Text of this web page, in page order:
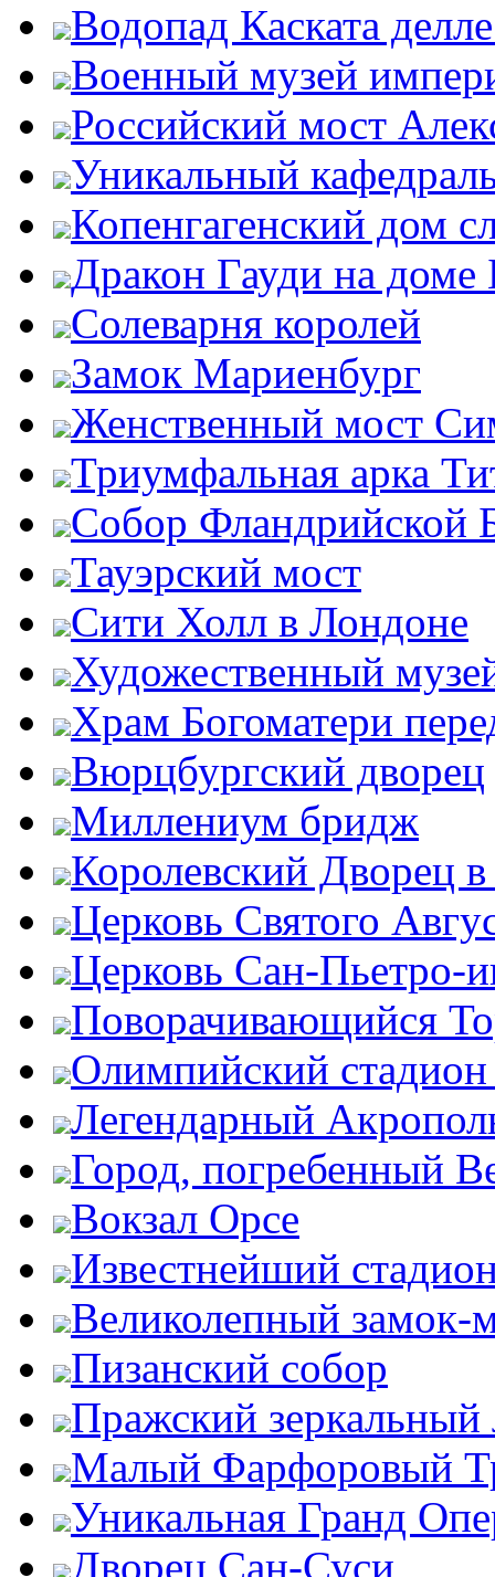
Водопад Каската
Военный музей
Российский мост
Уникальный
Копенгагенский дом
Дракон Гауди на доме
Солеварня королей
Замок Мариенбург
Женственный мост
Триумфальная арка
Собор Фландрийской
Тауэрский мост
Сити Холл в Лондоне
Художественный
Храм Богоматери
Вюрцбургский дворец
Миллениум бридж
Королевский Дворец
Церковь Святого
Церковь Сан-Пьетро-
Поворачивающийся
Олимпийский
Легендарный
Город, погребенный
Вокзал Орсе
Известнейший
Великолепный
Пизанский собор
Пражский зеркальный
Малый Фарфоровый
Уникальная Гранд
Дворец Сан-Суси